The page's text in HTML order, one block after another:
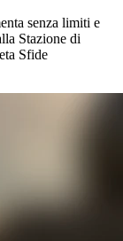
senza limiti e
Stazione di
Sfide